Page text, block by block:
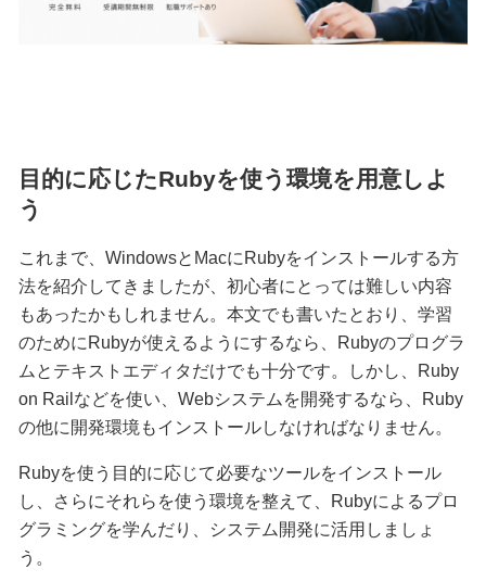
目的に応じたRubyを使う環境を用意しよ
う
これまで、WindowsとMacにRubyをインストールする方
法を紹介してきましたが、初心者にとっては難しい内容
もあったかもしれません。本文でも書いたとおり、学習
のためにRubyが使えるようにするなら、Rubyのプログラ
ムとテキストエディタだけでも十分です。しかし、Ruby
on Railなどを使い、Webシステムを開発するなら、Ruby
の他に開発環境もインストールしなければなりません。
Rubyを使う目的に応じて必要なツールをインストール
し、さらにそれらを使う環境を整えて、Rubyによるプロ
グラミングを学んだり、システム開発に活用しましょ
う。